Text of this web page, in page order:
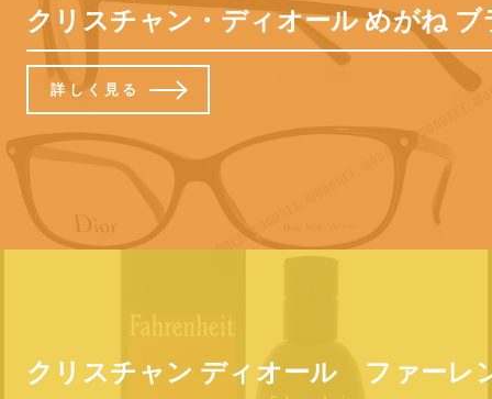
クリスチャン・ディオール めがね ブ
詳しく見る
クリスチャン ディオール ファーレ